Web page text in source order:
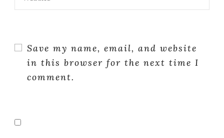
Save my name, email, and website
in this browser for the next time I
comment.